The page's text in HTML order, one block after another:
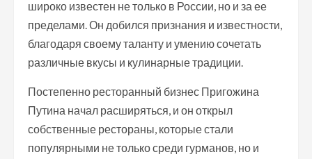
широко известен не только в России, но и за ее
пределами. Он добился признания и известности,
благодаря своему таланту и умению сочетать
различные вкусы и кулинарные традиции.
Постепенно ресторанный бизнес Пригожина
Путина начал расширяться, и он открыл
собственные рестораны, которые стали
популярными не только среди гурманов, но и